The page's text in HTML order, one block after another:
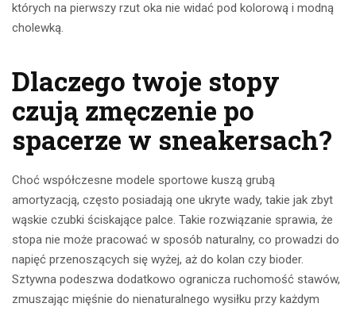
których na pierwszy rzut oka nie widać pod kolorową i modną
cholewką.
Dlaczego twoje stopy
czują zmęczenie po
spacerze w sneakersach?
Choć współczesne modele sportowe kuszą grubą
amortyzacją, często posiadają one ukryte wady, takie jak zbyt
wąskie czubki ściskające palce. Takie rozwiązanie sprawia, że
stopa nie może pracować w sposób naturalny, co prowadzi do
napięć przenoszących się wyżej, aż do kolan czy bioder.
Sztywna podeszwa dodatkowo ogranicza ruchomość stawów,
zmuszając mięśnie do nienaturalnego wysiłku przy każdym